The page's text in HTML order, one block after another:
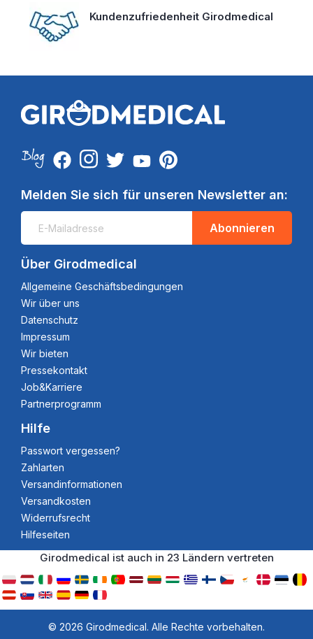
Kundenzufriedenheit Girodmedical
Melden Sie sich für unseren Newsletter an:
Abonnieren
Über Girodmedical
Allgemeine Geschäftsbedingungen
Wir über uns
Datenschutz
Impressum
Wir bieten
Pressekontakt
Job&Karriere
Partnerprogramm
Hilfe
Passwort vergessen?
Zahlarten
Versandinformationen
Versandkosten
Widerrufsrecht
Hilfeseiten
Girodmedical ist auch in 23 Ländern vertreten
© 2026 Girodmedical. Alle Rechte vorbehalten.